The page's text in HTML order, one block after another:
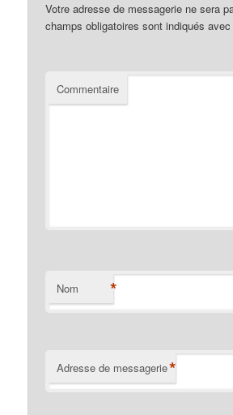
Votre adresse de messagerie ne sera
champs obligatoires sont indiqués
Commentaire
Nom *
Adresse de messagerie*